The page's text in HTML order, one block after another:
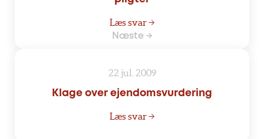
Læs svar →
Næste →
22 jul. 2009
Klage over ejendomsvurdering
Læs svar →